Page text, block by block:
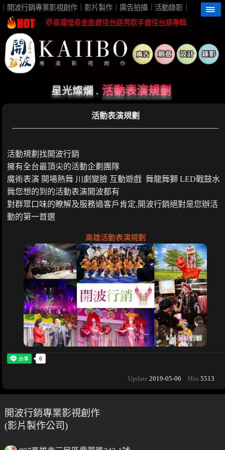
｜開波行銷專業影視創作｜影片製作｜廣告拍攝｜活動錄影｜
高雄影片製作首選開波行銷最佳視覺團隊夥伴
恭喜蕭煌奇金曲最佳台語男歌手最佳台語專輯
蕭煌奇鼓勵身障朋友一起親近海洋無障礙
開波行銷專業影片製作 企劃創意高觀看短影音
高雄影片製作首選開波行銷最佳視覺團隊夥伴
恭喜蕭煌奇金曲最佳台語男歌手最佳台語專輯
恭喜96分鐘榮獲第62屆金馬獎最佳視覺效果
開波行銷專業影片製作 企劃創意高觀看短影音
星光燦爛 . 活動表演規劃
活動表演規劃
活動規劃找開波行銷
擁有全台最頂尖的活動企劃團隊
魔術表演 開場熱舞 川劇變臉 互動遊戲 舞龍舞獅 LED戰鼓水
舞您想的到的活動表演開波都有
對群眾口味的瞭解及服務過客戶肯定,開波行銷絕對是您辦活
動的第一首選
高雄活動表演規劃
Update2019-05-06 Hits5513
開波行銷專業影視創作
(影片製作公司)